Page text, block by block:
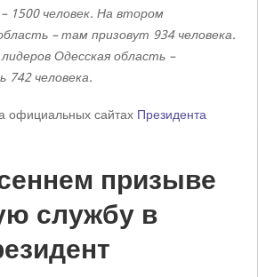
1500 человек. На втором
– там призовут 934 человека.
Одесская область –
742 человека.
официальных сайтах Президента
призыве
службу в